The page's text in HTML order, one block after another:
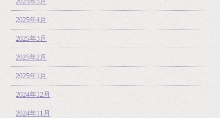
2025年4月
2025年3月
2025年2月
2025年1月
2024年12月
2024年11月